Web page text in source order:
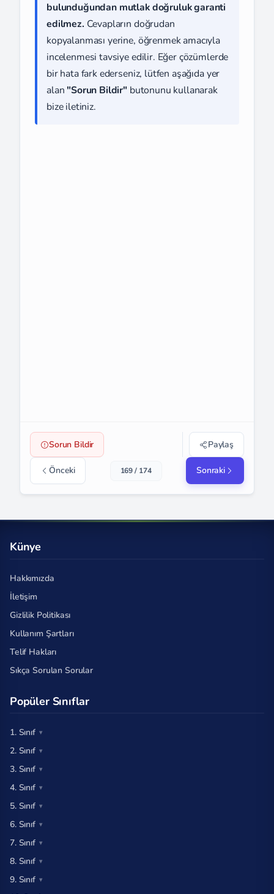
bulunduğundan mutlak doğruluk garanti
edilmez. Cevapların doğrudan
kopyalanması yerine, öğrenmek amacıyla
incelenmesi tavsiye edilir. Eğer çözümlerde
bir hata fark ederseniz, lütfen aşağıda yer
alan "Sorun Bildir" butonunu kullanarak
bize iletiniz.
Sorun Bildir Paylaş
Önceki 169 / 174 Sonraki
Künye
Hakkımızda
İletişim
Gizlilik Politikası
Kullanım Şartları
Telif Hakları
Sıkça Sorulan Sorular
Popüler Sınıflar
1. Sınıf
2. Sınıf
3. Sınıf
4. Sınıf
5. Sınıf
6. Sınıf
7. Sınıf
8. Sınıf
9. Sınıf